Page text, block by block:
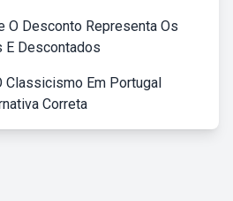
O Desconto Representa Os
E Descontados
Classicismo Em Portugal
Correta